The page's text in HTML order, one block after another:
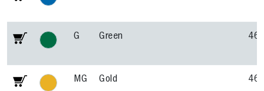
G Green
MG Gold